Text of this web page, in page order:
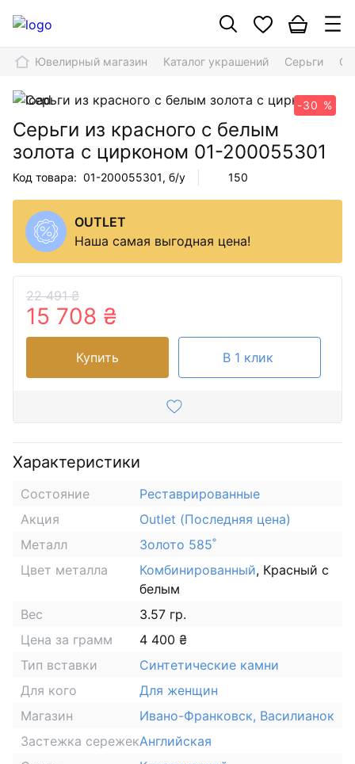
Ювелирный магазин Каталог украшений Серьги
-30 %
Серьги из красного с белым
золота с цирконом 01-200055301
Код товара: 01-200055301, б/у 150
OUTLET
Наша самая выгодная цена!
22 491 ₴
15 708 ₴
Купить В 1 клик
Характеристики
Состояние
Реставрированные
Акция
Outlet (Последняя цена)
Металл
Золото 585˚
Цвет металла
Комбинированный, Красный с
белым
Вес
3.57 гр.
Цена за грамм
4 400 ₴
Тип вставки
Синтетические камни
Для кого
Для женщин
Магазин
Ивано-Франковск, Василианок
Застежка сережекАнглийская